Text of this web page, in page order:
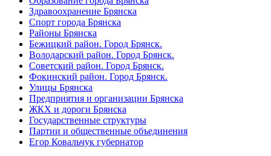
Здравоохранение Брянска
Спорт города Брянска
Районы Брянска
Бежицкий район. Город Брянск.
Володарский район. Город Брянск.
Советский район. Город Брянск.
Фокинский район. Город Брянск.
Улицы Брянска
Предприятия и организации Брянска
ЖКХ и дороги Брянска
Государственные структуры
Партии и общественные объединения
Егор Ковальчук губернатор